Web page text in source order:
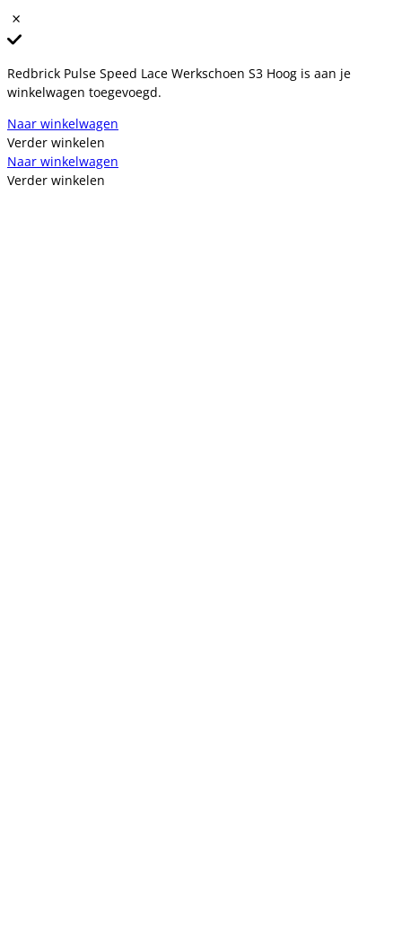
Redbrick Pulse Speed Lace Werkschoen S3 Hoog is aan je
winkelwagen toegevoegd.
Naar winkelwagen
Verder winkelen
Naar winkelwagen
Verder winkelen